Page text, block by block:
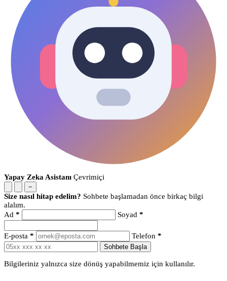
Yapay Zeka Asistanı Çevrimiçi
−
Size nasıl hitap edelim? Sohbete başlamadan önce birkaç bilgi
alalım.
Ad * Soyad *
E-posta * Telefon *
Sohbete Başla
Bilgileriniz yalnızca size dönüş yapabilmemiz için kullanılır.